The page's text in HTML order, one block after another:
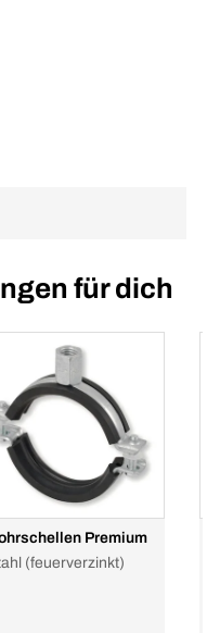
für dich
Premium
(feuerverzinkt)